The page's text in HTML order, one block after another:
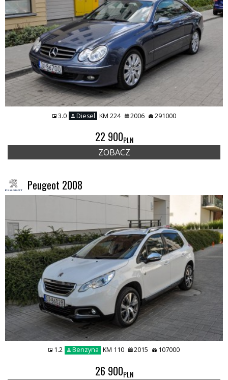
3.0 Diesel KM 224 2006 291000
22 900PLN
ZOBACZ
Peugeot 2008
1.2 Benzyna KM 110 2015 107000
26 900PLN